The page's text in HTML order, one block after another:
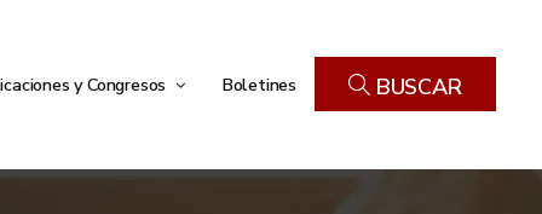
y Congresos Boletines BUSCAR